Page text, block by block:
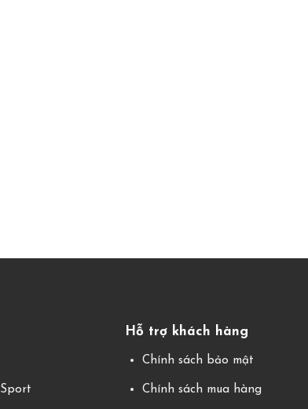
Hỗ trợ khách hàng
Chính sách bảo mật
Chính sách mua hàng